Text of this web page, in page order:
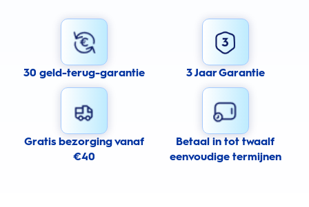
30 geld-terug-garantie 3 Jaar Garantie
Gratis bezorging vanaf
€40
Betaal in tot twaalf
eenvoudige termijnen